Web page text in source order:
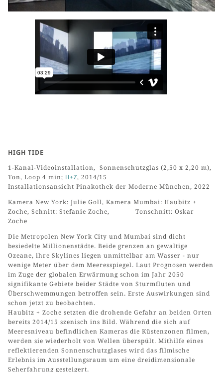
HIGH TIDE
1-Kanal-Videoinstallation, Sonnenschutzglas (2,50 x 2,20 m),
Ton, Loop 4 min; H+Z, 2014/15
Installationsansicht Pinakothek der Moderne München, 2022
Kamera New York: Julie Goll, Kamera Mumbai: Haubitz +
Zoche, Schnitt: Stefanie Zoche, Tonschnitt: Oskar
Zoche
Die Metropolen New York City und Mumbai sind dicht
besiedelte Millionenstädte. Beide grenzen an gewaltige
Ozeane, ihre Skylines liegen unmittelbar am Wasser - nur
wenige Meter über dem Meeresspiegel. Laut Prognosen werden
im Zuge der globalen Erwärmung schon im Jahr 2050
signifikante Gebiete beider Städte von Sturmfluten und
Überschwemmungen betroffen sein. Erste Auswirkungen sind
schon jetzt zu beobachten.
Haubitz + Zoche setzten die drohende Gefahr an beiden Orten
bereits 2014/15 szenisch ins Bild. Während die sich auf
Meeresniveau befindlichen Kameras die Küstenzonen filmen,
werden sie wiederholt von Wellen überspült. Mithilfe eines
reflektierenden Sonnenschutzglases wird das filmische
Erlebnis im Ausstellungsraum um eine dreidimensionale
Seherfahrung gesteigert.